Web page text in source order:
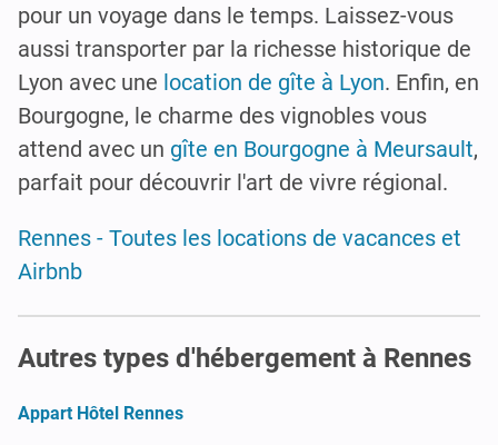
pour un voyage dans le temps. Laissez-vous
aussi transporter par la richesse historique de
Lyon avec une location de gîte à Lyon. Enfin, en
Bourgogne, le charme des vignobles vous
attend avec un gîte en Bourgogne à Meursault,
parfait pour découvrir l'art de vivre régional.
Rennes - Toutes les locations de vacances et
Airbnb
Autres types d'hébergement à Rennes
Appart Hôtel Rennes